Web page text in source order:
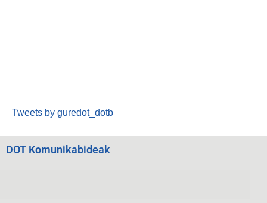
Tweets by guredot_dotb
DOT Komunikabideak